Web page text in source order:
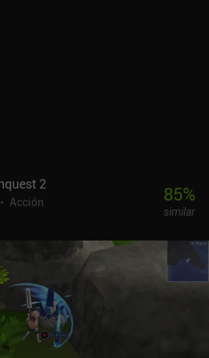
divertida ni siquiera
muchas horas de juego RPG de
2
Acción
85%
similar